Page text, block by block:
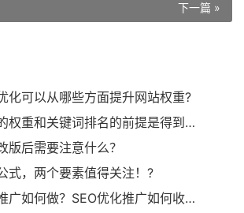
下一篇 »
化可以从哪些方面提升网站权重?
快速提高网站的权重和关键词排名的前提是得到百度的高度认可
版后需要注意什么？
式，两个要素值得关注！?
网站SEO优化推广如何做？SEO优化推广如何收费？